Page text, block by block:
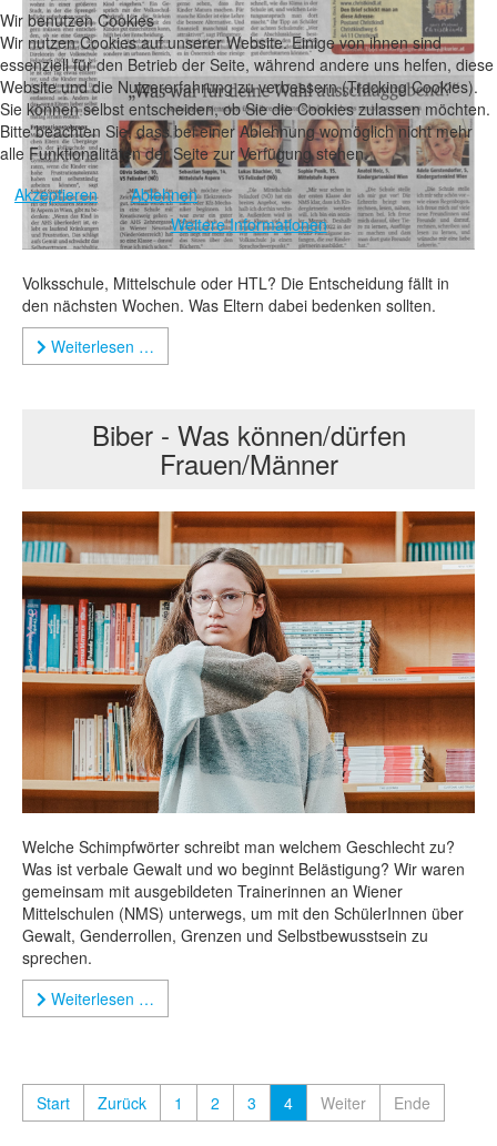
Volksschule, Mittelschule oder HTL? Die Entscheidung fällt in
den nächsten Wochen. Was Eltern dabei bedenken sollten.
Weiterlesen …
Biber - Was können/dürfen
Frauen/Männer
Welche Schimpfwörter schreibt man welchem Geschlecht zu?
Was ist verbale Gewalt und wo beginnt Belästigung? Wir waren
gemeinsam mit ausgebildeten Trainerinnen an Wiener
Mittelschulen (NMS) unterwegs, um mit den SchülerInnen über
Gewalt, Genderrollen, Grenzen und Selbstbewusstsein zu
sprechen.
Weiterlesen …
Start Zurück 1 2 3 4 Weiter Ende
Wir benutzen Cookies
Wir nutzen Cookies auf unserer Website. Einige von ihnen sind
essenziell für den Betrieb der Seite, während andere uns helfen, diese
Website und die Nutzererfahrung zu verbessern (Tracking Cookies).
Sie können selbst entscheiden, ob Sie die Cookies zulassen möchten.
Bitte beachten Sie, dass bei einer Ablehnung womöglich nicht mehr
alle Funktionalitäten der Seite zur Verfügung stehen.
Akzeptieren
Ablehnen
Weitere Informationen